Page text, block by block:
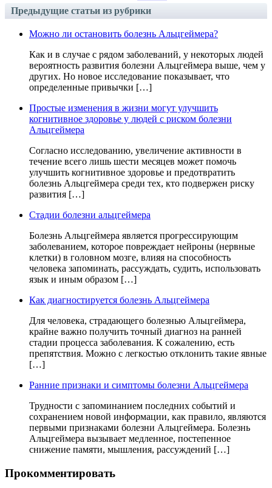
Предыдущие статьи из рубрики
Можно ли остановить болезнь Альцгеймера?
Как и в случае с рядом заболеваний, у некоторых людей
вероятность развития болезни Альцгеймера выше, чем у
других. Но новое исследование показывает, что
определенные привычки […]
Простые изменения в жизни могут улучшить
когнитивное здоровье у людей с риском болезни
Альцгеймера
Согласно исследованию, увеличение активности в
течение всего лишь шести месяцев может помочь
улучшить когнитивное здоровье и предотвратить
болезнь Альцгеймера среди тех, кто подвержен риску
развития […]
Стадии болезни альцгеймера
Болезнь Альцгеймера является прогрессирующим
заболеванием, которое повреждает нейроны (нервные
клетки) в головном мозге, влияя на способность
человека запоминать, рассуждать, судить, использовать
язык и иным образом […]
Как диагностируется болезнь Альцгеймера
Для человека, страдающего болезнью Альцгеймера,
крайне важно получить точный диагноз на ранней
стадии процесса заболевания. К сожалению, есть
препятствия. Можно с легкостью отклонить такие явные
[…]
Ранние признаки и симптомы болезни Альцгеймера
Трудности с запоминанием последних событий и
сохранением новой информации, как правило, являются
первыми признаками болезни Альцгеймера. Болезнь
Альцгеймера вызывает медленное, постепенное
снижение памяти, мышления, рассуждений […]
Прокомментировать